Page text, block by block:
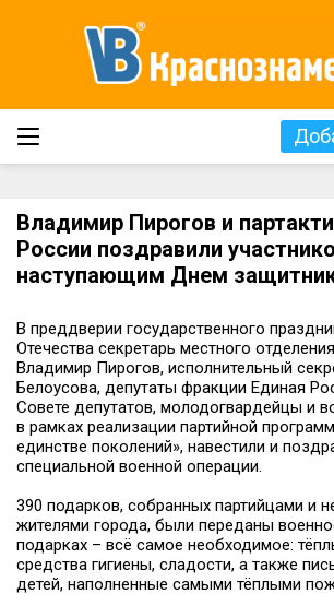
Владимир Пирогов и
России поздравили
наступающим Днем
В преддверии государственного
Отечества секретарь местного
Владимир Пирогов, исполнительный
Белоусова, депутаты фракции Единая
Совете депутатов, молодогвардейцы и
в рамках реализации партийной
единстве поколений», навестили и
специальной военной операции.
390 подарков, собранных партийцами и
жителями города, были переданы
подарках – всё самое необходимое:
средства гигиены, сладости, а также
детей, наполненные самыми тёплыми